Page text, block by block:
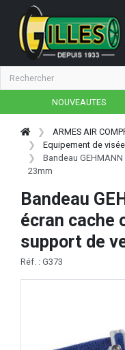
NOUVEAUTES
ARMES AIR
Equipement de visée
Bandeau
23mm
Bandeau
écran
support de
Réf. : G373